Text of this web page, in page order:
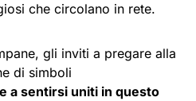
che circolano in rete.
gli inviti a pregare alla
di simboli
a sentirsi uniti in questo